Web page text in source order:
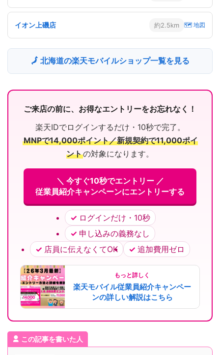
イオン上磯店 約2.5km 🗺 地図
🗾 北海道の楽天モバイルショップ一覧を見る
ご来店の前に、お得なエントリーをお忘れなく！
楽天IDでログインするだけ・10秒で完了。
MNPで14,000ポイント／新規契約で11,000ポイ
ントの対象になります。
＼ 今すぐ10秒でエントリー ／
従業員紹介キャンペーンにエントリーする
ログインだけ・10秒
申し込みの義務なし
店員に伝えなくてOK
追加費用ゼロ
もっと詳しく
楽天モバイル従業員紹介キャンペー
ンの詳しい解説はこちら
この記事を書いた人